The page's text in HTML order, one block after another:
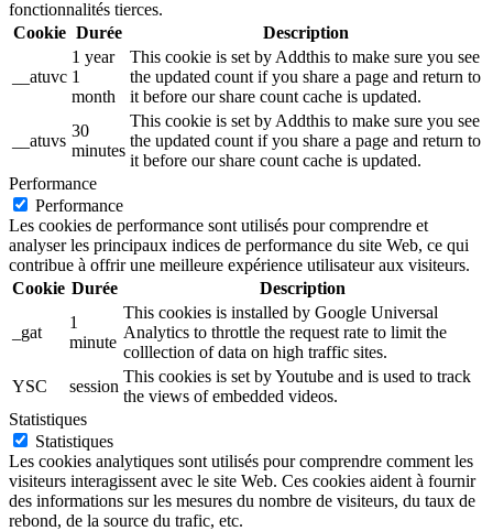
fonctionnalités tierces.
Cookie Durée Description
__atuvc
1 year
1
month
This cookie is set by Addthis to make sure you see
the updated count if you share a page and return to
it before our share count cache is updated.
__atuvs
30
minutes
This cookie is set by Addthis to make sure you see
the updated count if you share a page and return to
it before our share count cache is updated.
Performance
Performance
Les cookies de performance sont utilisés pour comprendre et
analyser les principaux indices de performance du site Web, ce qui
contribue à offrir une meilleure expérience utilisateur aux visiteurs.
Cookie Durée Description
_gat
1
minute
This cookies is installed by Google Universal
Analytics to throttle the request rate to limit the
colllection of data on high traffic sites.
YSC
session
This cookies is set by Youtube and is used to track
the views of embedded videos.
Statistiques
Statistiques
Les cookies analytiques sont utilisés pour comprendre comment les
visiteurs interagissent avec le site Web. Ces cookies aident à fournir
des informations sur les mesures du nombre de visiteurs, du taux de
rebond, de la source du trafic, etc.